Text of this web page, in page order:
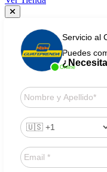
Online
Servicio al
Puedes